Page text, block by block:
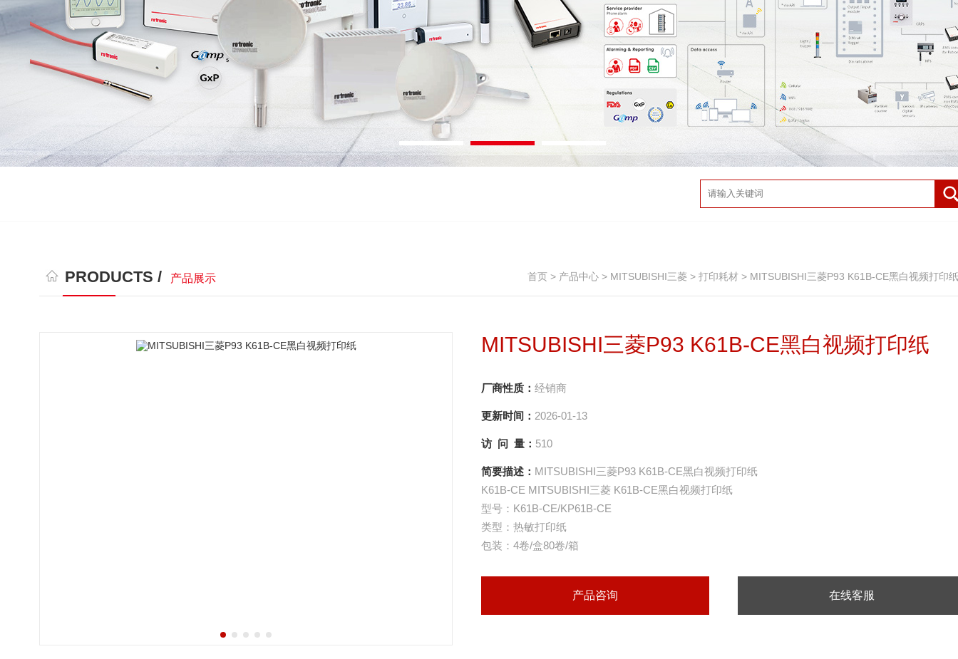
PRODUCTS / 产品展示 首页 > 产品中心 > MITSUBISHI三菱 > 打印耗材 > MITSUBISHI三菱P93 K61B-CE黑白视频打印纸
MITSUBISHI三菱P93 K61B-CE黑白视频打印纸
厂商性质： 经销商
更新时间： 2026-01-13
访 问 量： 510
简要描述： MITSUBISHI三菱P93 K61B-CE黑白视频打印纸
K61B-CE MITSUBISHI三菱 K61B-CE黑白视频打印纸
型号：K61B-CE/KP61B-CE
类型：热敏打印纸
包装：4卷/盒80卷/箱
产品咨询
在线客服